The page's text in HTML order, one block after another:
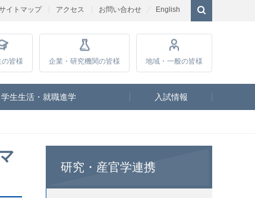
イトマップ アクセス お問い合わせ English
の皆様 企業・研究機関の皆様 地域・一般の皆様
学生生活・就職進学 入試情報
研究・産官学連携